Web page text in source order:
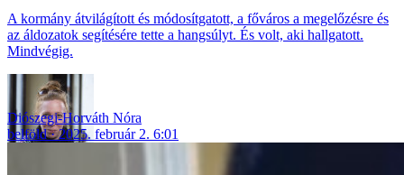
A kormány átvilágított és módosítgatott, a főváros a megelőzésre és
az áldozatok segítésére tette a hangsúlyt. És volt, aki hallgatott.
Mindvégig.
Diószegi-Horváth Nóra
belföld
2025. február 2. 6:01